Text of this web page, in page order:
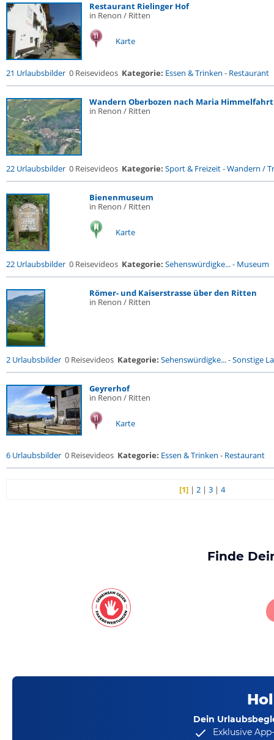
Restaurant Rielinger Hof
in Renon / Ritten
Karte
21 Urlaubsbilder 0 Reisevideos Kategorie: Essen & Trinken - Restaurant
Wandern Oberbozen nach Maria Himmelfahrt
in Renon / Ritten
22 Urlaubsbilder 0 Reisevideos Kategorie: Sport & Freizeit-Wandern /
Bienenmuseum
in Renon / Ritten
Karte
22 Urlaubsbilder 0 Reisevideos Kategorie: Sehenswürdigke...- Museum
Römer- und Kaiserstrasse über den Ritten
in Renon / Ritten
2 Urlaubsbilder 0 Reisevideos Kategorie: Sehenswürdigke...-Sonstige
Geyrerhof
in Renon / Ritten
Karte
6 Urlaubsbilder 0 Reisevideos Kategorie: Essen & Trinken - Restaurant
[1] |2 |3 |4
Finde
Dein
Exklusive